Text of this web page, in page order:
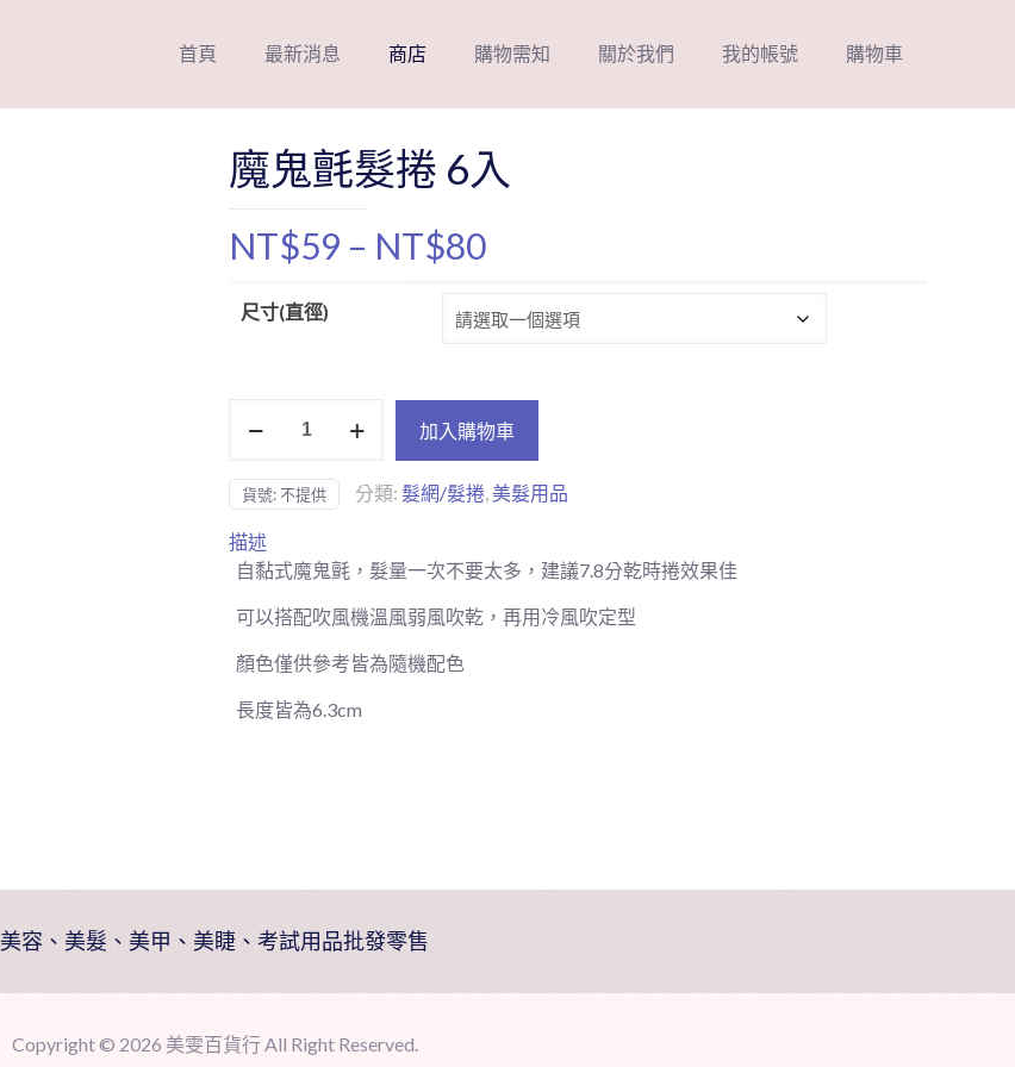
首頁 最新消息 商店 購物需知 關於我們 我的帳號 購物車
魔鬼氈髮捲 6入
NT$59 – NT$80價
範
到
NT$80
尺寸(直徑)
髮
6
入
數
加入購物車
貨號:不提供 分類: 髮網/髮捲, 美髮用品
描述
自黏式魔鬼氈，髮量一次不要太多，建議7.8分乾時捲效果佳
可以搭配吹風機溫風弱風吹乾，再用冷風吹定型
顏色僅供參考皆為隨機配色
長度皆為6.3cm
美容、美髮、美甲、美睫、考試用品批發零售
Copyright © 2026 美雯百貨行 All Right Reserved.